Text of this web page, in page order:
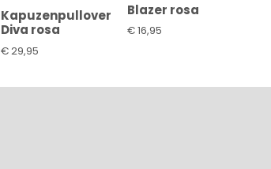
Kapuzenpullover
Diva rosa
€29,95
Blazer rosa
€16,95